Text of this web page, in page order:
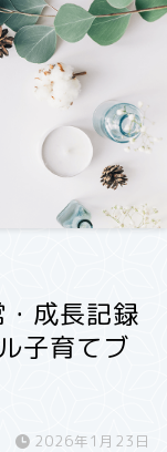
成長記録
子育てブ
2026年1月23日